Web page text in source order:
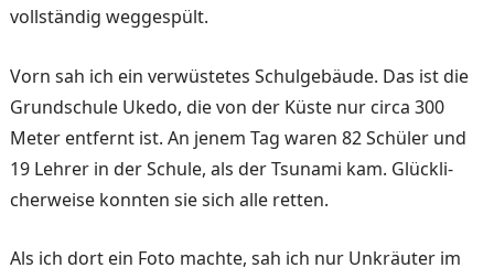
vollständig wegge­spült.
Vorn sah ich ein ver­wüstetes Schulgebäude. Das ist die
Grundschule Ukedo, die von der Küste nur circa 300
Meter entfernt ist. An je­nem Tag waren 82 Schüler und
19 Lehrer in der Schule, als der Tsunami kam. Glückli­
cherweise konnten sie sich al­le retten.
Als ich dort ein Foto machte, sah ich nur Unkräuter im